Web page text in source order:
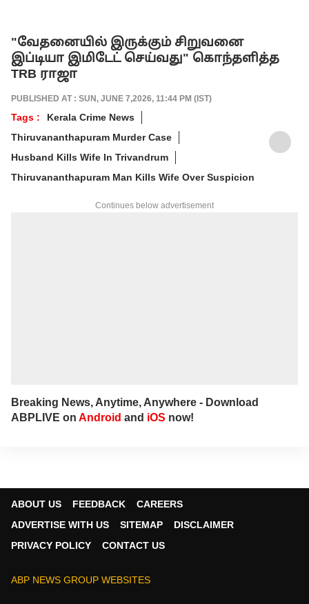
"வேதனையில் இருக்கும் சிறுவனை
இப்டியா இமிடேட் செய்வது" கொந்தளித்த
TRB ராஜா
PUBLISHED AT : SUN, JUNE 7,2026, 11:44 PM (IST)
Tags :
Kerala Crime News
Thiruvananthapuram Murder Case
Husband Kills Wife In Trivandrum
Thiruvananthapuram Man Kills Wife Over Suspicion
Continues below advertisement
Breaking News, Anytime, Anywhere - Download
ABPLIVE on Android and iOS now!
ABOUT US FEEDBACK
CAREERS
ADVERTISE WITH US
SITEMAP
DISCLAIMER
PRIVACY POLICY
CONTACT US
ABP NEWS GROUP WEBSITES